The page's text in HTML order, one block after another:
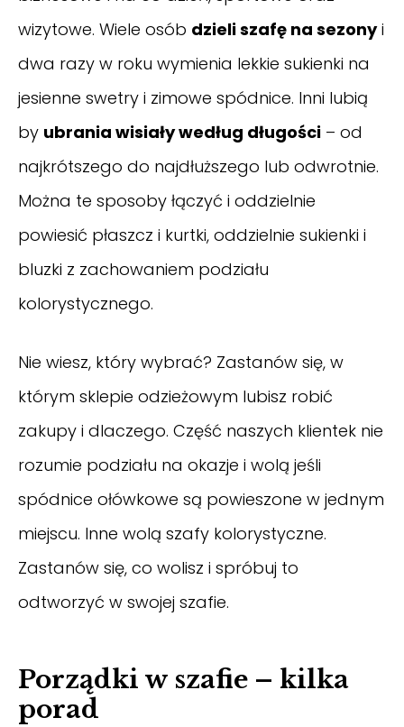
wizytowe. Wiele osób dzieli szafę na sezonyi
dwa razy w roku wymienia lekkie sukienki na
jesienne swetry i zimowe spódnice. Inni lubią
by ubrania wisiały według długości – od
najkrótszego do najdłuższego lub odwrotnie.
Można te sposoby łączyć i oddzielnie
powiesić płaszcz i kurtki, oddzielnie sukienki i
bluzki z zachowaniem podziału
kolorystycznego.
Nie wiesz, który wybrać? Zastanów się, w
którym sklepie odzieżowym lubisz robić
zakupy i dlaczego. Część naszych klientek nie
rozumie podziału na okazje i wolą jeśli
spódnice ołówkowe są powieszone w jednym
miejscu. Inne wolą szafy kolorystyczne.
Zastanów się, co wolisz i spróbuj to
odtworzyć w swojej szafie.
Porządki w szafie – kilka
porad